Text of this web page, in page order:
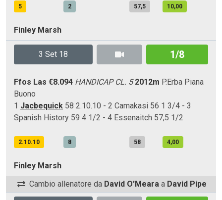
5 2 57,5 10,00
Finley Marsh
3 Set 18 1/8
Ffos Las €8.094 HANDICAP CL. 5 2012m P.Erba Piana
Buono
1 Jacbequick 58 2.10.10 - 2 Camakasi 56 1 3/4 - 3
Spanish History 59 4 1/2 - 4 Essenaitch 57,5 1/2
2.10.10 8 58 4,00
Finley Marsh
Cambio allenatore da David O'Meara a David Pipe